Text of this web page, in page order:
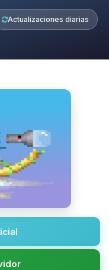
Actualizaciones diarias